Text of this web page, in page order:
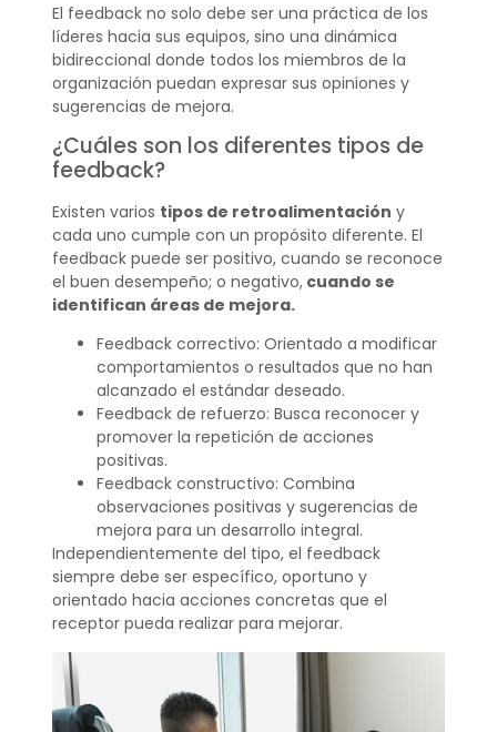
El feedback no solo debe ser una práctica de los
líderes hacia sus equipos, sino una dinámica
bidireccional donde todos los miembros de la
organización puedan expresar sus opiniones y
sugerencias de mejora.
¿Cuáles son los diferentes tipos de
feedback?
Existen varios tipos de retroalimentación y
cada uno cumple con un propósito diferente. El
feedback puede ser positivo, cuando se reconoce
el buen desempeño; o negativo,cuando se
identifican áreas de mejora.
Feedback correctivo: Orientado a modificar
comportamientos o resultados que no han
alcanzado el estándar deseado.
Feedback de refuerzo: Busca reconocer y
promover la repetición de acciones
positivas.
Feedback constructivo: Combina
observaciones positivas y sugerencias de
mejora para un desarrollo integral.
Independientemente del tipo, el feedback
siempre debe ser específico, oportuno y
orientado hacia acciones concretas que el
receptor pueda realizar para mejorar.